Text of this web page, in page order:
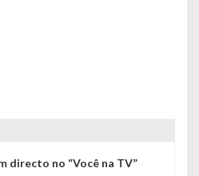
directo no “Você na TV”